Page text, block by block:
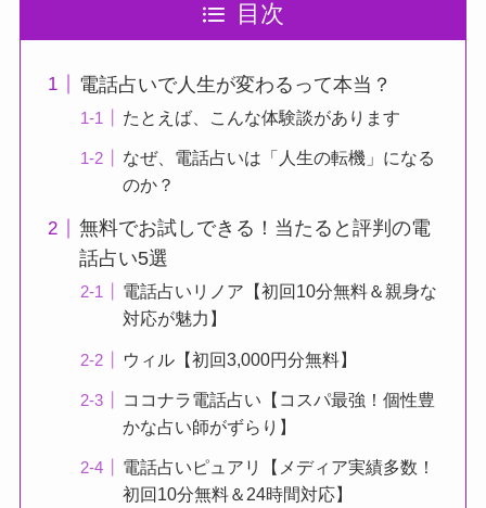
目次
電話占いで人生が変わるって本当？
たとえば、こんな体験談があります
なぜ、電話占いは「人生の転機」になる
のか？
無料でお試しできる！当たると評判の電
話占い5選
電話占いリノア【初回10分無料＆親身な
対応が魅力】
ウィル【初回3,000円分無料】
ココナラ電話占い【コスパ最強！個性豊
かな占い師がずらり】
電話占いピュアリ【メディア実績多数！
初回10分無料＆24時間対応】